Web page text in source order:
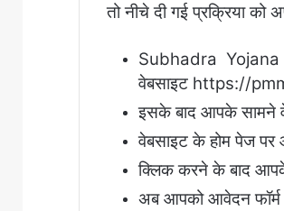
तो नीचे दी गई प्रक्रिया
Subhadra
वेबसाइट https://
इसके बाद आपके सामने
वेबसाइट के होम पेज
क्लिक करने के बाद
अब आपको आवेदन फॉर्म में